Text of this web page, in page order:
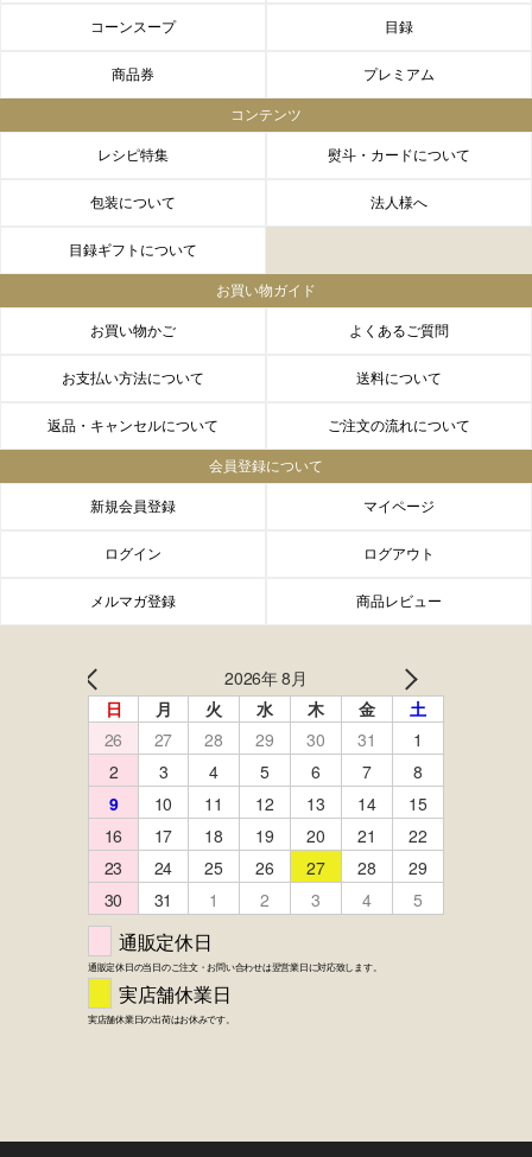
FACEBOOK twitter instagram LINE
コーンスープ 目録
商品券 プレミアム
コンテンツ
レシピ特集 熨斗・カードについて
包装について 法人様へ
目録ギフトについて
お買い物ガイド
お買い物かご よくあるご質問
お支払い方法について 送料について
返品・キャンセルについて ご注文の流れについて
会員登録について
新規会員登録 マイページ
ログイン ログアウト
メルマガ登録 商品レビュー